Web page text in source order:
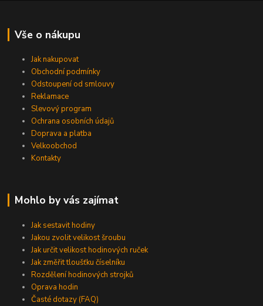
Vše o nákupu
Jak nakupovat
Obchodní podmínky
Odstoupení od smlouvy
Reklamace
Slevový program
Ochrana osobních údajů
Doprava a platba
Velkoobchod
Kontakty
Mohlo by vás zajímat
Jak sestavit hodiny
Jakou zvolit velikost šroubu
Jak určit velikost hodinových ruček
Jak změřit tloušťku číselníku
Rozdělení hodinových strojků
Oprava hodin
Časté dotazy (FAQ)